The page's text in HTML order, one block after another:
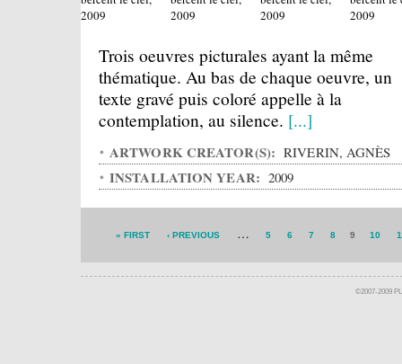
Trois oeuvres picturales ayant la même
thématique. Au bas de chaque oeuvre, un
texte gravé puis coloré appelle à la
contemplation, au silence. [...]
ARTWORK CREATOR(S): RIVERIN, AGNÈS
INSTALLATION YEAR: 2009
« FIRST ‹ PREVIOUS … 5 6 7 8 9 10
©2007-2009